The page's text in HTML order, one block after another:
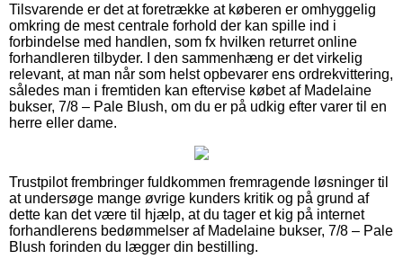
Tilsvarende er det at foretrække at køberen er omhyggelig
omkring de mest centrale forhold der kan spille ind i
forbindelse med handlen, som fx hvilken returret online
forhandleren tilbyder. I den sammenhæng er det virkelig
relevant, at man når som helst opbevarer ens ordrekvittering,
således man i fremtiden kan eftervise købet af Madelaine
bukser, 7/8 – Pale Blush, om du er på udkig efter varer til en
herre eller dame.
Trustpilot frembringer fuldkommen fremragende løsninger til
at undersøge mange øvrige kunders kritik og på grund af
dette kan det være til hjælp, at du tager et kig på internet
forhandlerens bedømmelser af Madelaine bukser, 7/8 – Pale
Blush forinden du lægger din bestilling.